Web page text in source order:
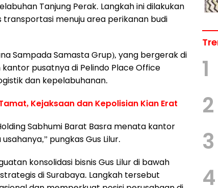
Tanjung Perak. Langkah ini dilakukan
menuju area perikanan budi
Sampada Samasta Grup), yang bergerak di
pusatnya di Pelindo Place Office
dan kepelabuhanan.
Kejaksaan dan Kepolisian Kian Erat
Sabhumi Barat Basra menata kantor
pungkas Gus Lilur.
konsolidasi bisnis Gus Lilur di bawah
di Surabaya. Langkah tersebut
1
2
3
4